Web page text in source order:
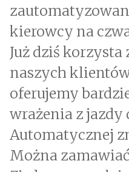
kierowcy na
Już dziś
naszych
oferujemy
wrażenia z
Automatycznej
Można